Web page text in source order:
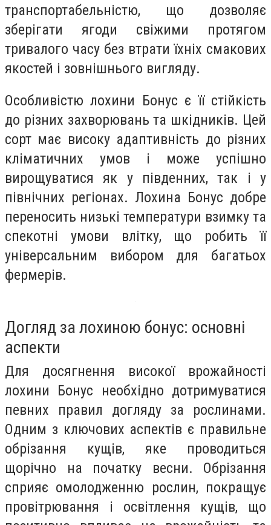
транспортабельністю, що дозволяє
зберігати ягоди свіжими протягом
тривалого часу без втрати їхніх смакових
якостей і зовнішнього вигляду.
Особливістю лохини Бонус є її стійкість
до різних захворювань та шкідників. Цей
сорт має високу адаптивність до різних
кліматичних умов і може успішно
вирощуватися як у південних, так і у
північних регіонах. Лохина Бонус добре
переносить низькі температури взимку та
спекотні умови влітку, що робить її
універсальним вибором для багатьох
фермерів.
Догляд за лохиною бонус: основні
аспекти
Для досягнення високої врожайності
лохини Бонус необхідно дотримуватися
певних правил догляду за рослинами.
Одним з ключових аспектів є правильне
обрізання кущів, яке проводиться
щорічно на початку весни. Обрізання
сприяє омолодженню рослин, покращує
провітрювання і освітлення кущів, що